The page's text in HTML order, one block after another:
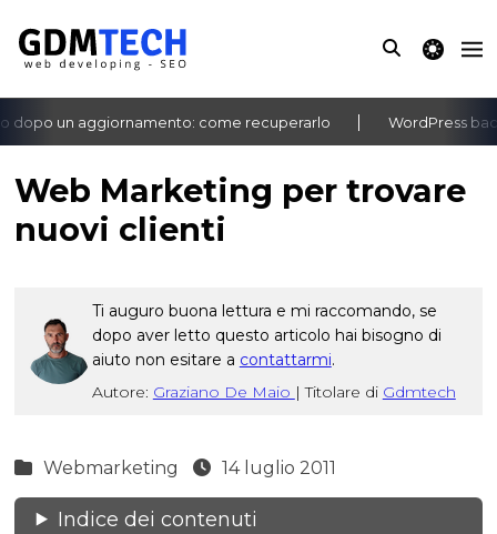
theme
un aggiornamento: come recuperarlo WordPress
‹ ›
Web Marketing per trovare
nuovi clienti
Ti auguro buona lettura e mi raccomando, se
dopo aver letto questo articolo hai bisogno di
aiuto non esitare a contattarmi.
Autore: Graziano De Maio | Titolare di Gdmtech
Webmarketing 14 luglio 2011
Indice dei contenuti